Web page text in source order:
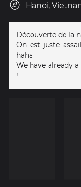
Hanoi,
Découverte de la
On est juste
haha
We have already
!